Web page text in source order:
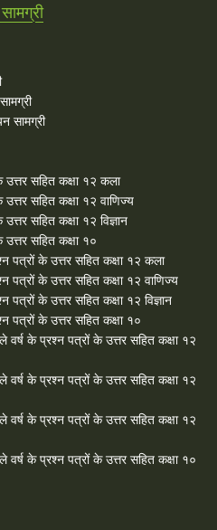
सामग्री
सहित कक्षा १२ कला
सहित कक्षा १२ वाणिज्य
सहित कक्षा १२ विज्ञान
सहित कक्षा १०
पत्रों के उत्तर सहित कक्षा १२ कला
पत्रों के उत्तर सहित कक्षा १२ वाणिज्य
पत्रों के उत्तर सहित कक्षा १२ विज्ञान
पत्रों के उत्तर सहित कक्षा १०
वर्ष के प्रश्न पत्रों के उत्तर सहित कक्षा १२
वर्ष के प्रश्न पत्रों के उत्तर सहित कक्षा १२
वर्ष के प्रश्न पत्रों के उत्तर सहित कक्षा १२
वर्ष के प्रश्न पत्रों के उत्तर सहित कक्षा १०